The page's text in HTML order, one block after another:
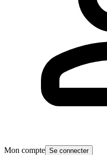
Mon compte Se connecter